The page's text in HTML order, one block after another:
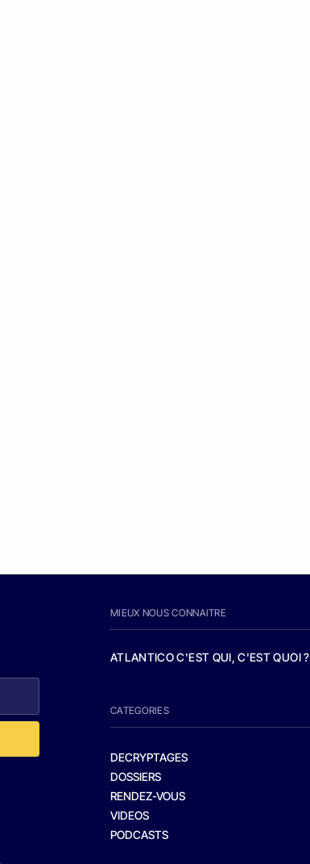
MIEUX NOUS CONNAITRE
ATLANTICO C'EST QUI, C'EST QUOI ?
CATEGORIES
DECRYPTAGES
DOSSIERS
RENDEZ-VOUS
VIDEOS
PODCASTS